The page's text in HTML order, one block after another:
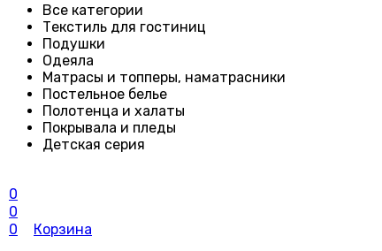
Все категории
Текстиль для гостиниц
Подушки
Одеяла
Матрасы и топперы, наматрасники
Постельное белье
Полотенца и халаты
Покрывала и пледы
Детская серия
0
0
0
Корзина